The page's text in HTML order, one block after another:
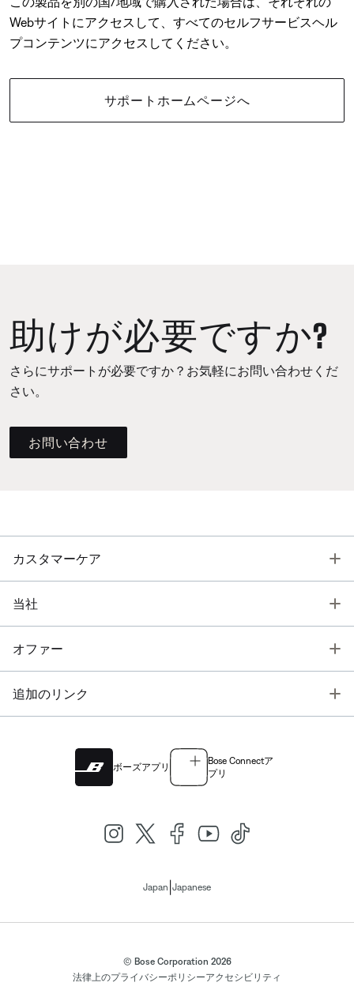
Webサイトにアクセスして、すべてのセルフサービスヘル
プコンテンツにアクセスしてください。
サポートホームページへ
助けが必要ですか?
さらにサポートが必要ですか？お気軽にお問い合わせくだ
さい。
お問い合わせ
カスタマーケア
当社
オファー
追加のリンク
ボーズアプリ
Bose Connectア
プリ
Japan Japanese
© Bose Corporation 2026
法律上のプライバシーポリシーアクセシビリティ